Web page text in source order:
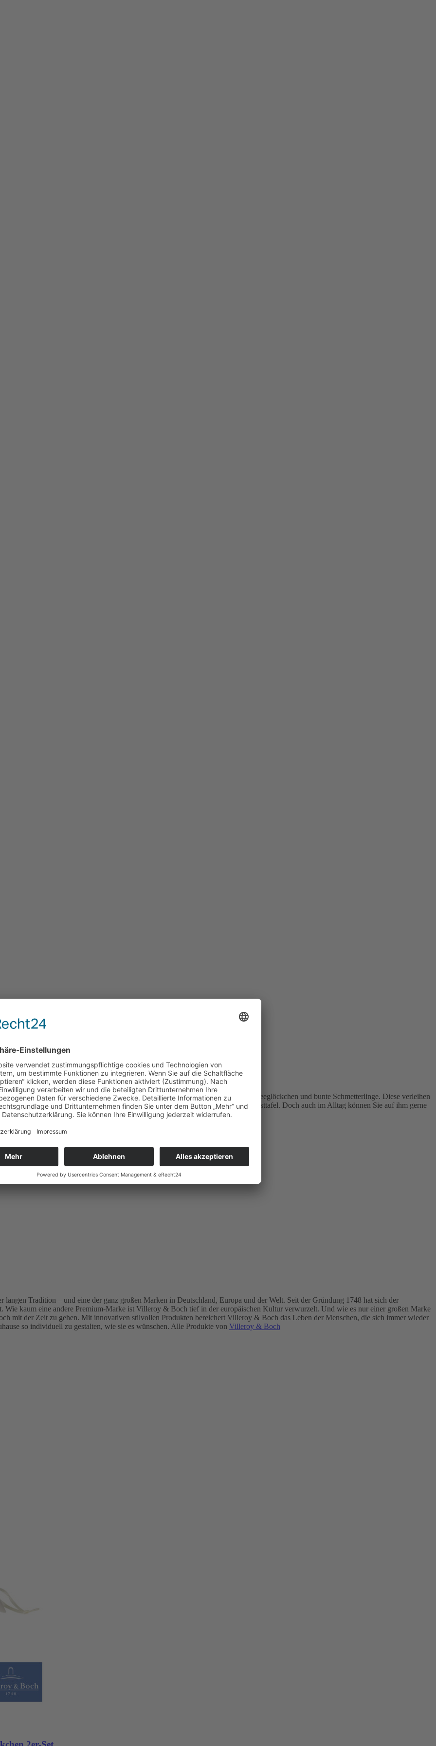
über verzaubern. Hauptdarsteller auf den formschönen Stücken sind zarte Schneeglöckchen und bunte Schmetterlinge. Diese verleihen
auf. Der kleine Teller ist die ideale Ergänzung für Ihre große Sonntags- oder Festtafel. Doch auch im Alltag können Sie auf ihm gerne
frühlingshaften Design.
Tradition – und eine der ganz großen Marken in Deutschland, Europa und der Welt. Seit der Gründung 1748 hat sich der
kaum eine andere Premium-Marke ist Villeroy & Boch tief in der europäischen Kultur verwurzelt. Und wie es nur einer großen Marke
mit der Zeit zu gehen. Mit innovativen stilvollen Produkten bereichert Villeroy & Boch das Leben der Menschen, die sich immer wieder
so individuell zu gestalten, wie sie es wünschen. Alle Produkte von Villeroy & Boch